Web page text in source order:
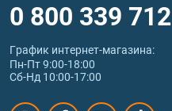
0 800 339 712
График интернет‑магазина:
Пн-Пт 9:00-18:00
Сб-Нд 10:00-17:00